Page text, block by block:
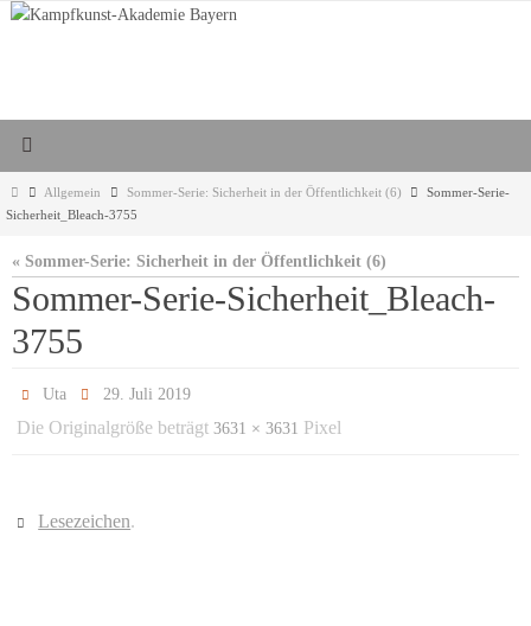
Zum
StartAllgemein Sommer-Serie: Sicherheit in der Öffentlichkeit (6)
Sommer-Serie-
Sicherheit_Bleach-3755
« Sommer-Serie: Sicherheit in der Öffentlichkeit (6)
Sommer-Serie-Sicherheit_Bleach-
3755
Uta 29. Juli 2019
Die Originalgröße beträgt 3631 × 3631 Pixel
Lesezeichen.